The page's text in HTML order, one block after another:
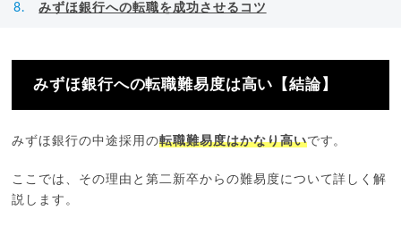
みずほ銀行への転職を成功させるコツ
みずほ銀行への転職難易度は高い【結論】
みずほ銀行の中途採用の転職難易度はかなり高いです。
ここでは、その理由と第二新卒からの難易度について詳しく解
説します。